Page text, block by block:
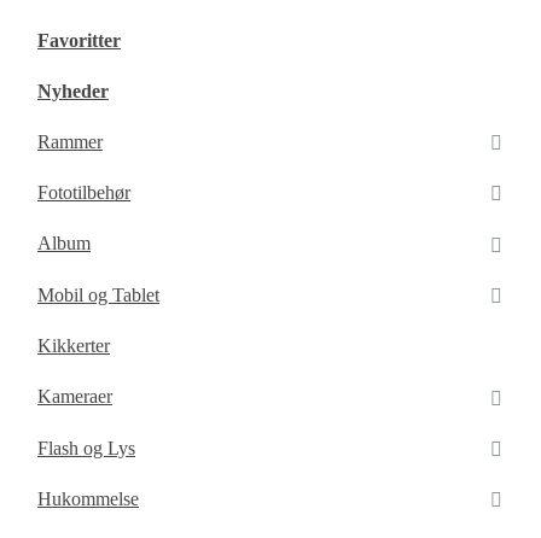
Favoritter
Nyheder
Rammer
Fototilbehør
Album
Mobil og Tablet
Kikkerter
Kameraer
Flash og Lys
Hukommelse